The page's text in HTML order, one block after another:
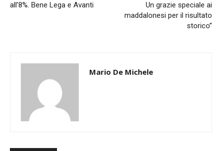
all’8%. Bene Lega e Avanti
Un grazie speciale ai
maddalonesi per il risultato
storico”
Mario De Michele